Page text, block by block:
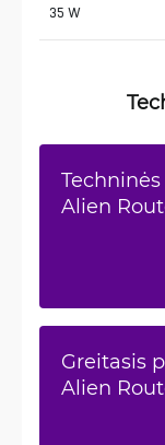
35 W
Alien
Greitasis
Alien